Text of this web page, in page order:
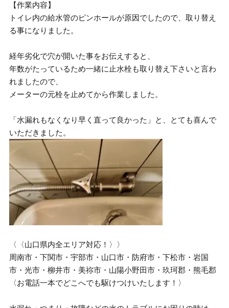
【作業内容】
トイレ内の給水管のピンホールが原因でしたので、取り替え
る事になりました。
経年劣化で穴が開いた事をお伝えすると、
年数がたっているため一緒に止水栓も取り替え下さいと言わ
れましたので、
メーターの元栓を止めてから作業しました。
「水漏れもなくなり早く直って良かった」と、とても喜んで
いただきました。
〈〈山口県内全エリア対応！〉〉
周南市・下関市・宇部市・山口市・防府市・下松市・岩国
市・光市・柳井市・美祢市・山陽小野田市・玖珂郡・熊毛郡
〈お電話一本でどこへでも駆けつけいたします！〉